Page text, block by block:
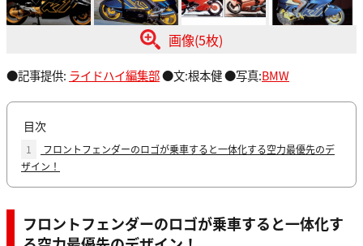
画像(5枚)
●記事提供: ライドハイ編集部●文:根本健 ●写真:BMW
目次
1
フロントフェンダーのロゴが乗車すると一体化する空力最優先のデ
ザイン！
フロントフェンダーのロゴが乗車すると一体化す